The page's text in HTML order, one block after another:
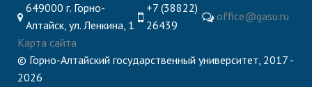
649000 г. Горно-
Алтайск, ул. Ленкина, 1
+7 (38822)
26439
office@gasu.ru
Карта сайта
© Горно-Алтайский государственный университет, 2017 -
2026